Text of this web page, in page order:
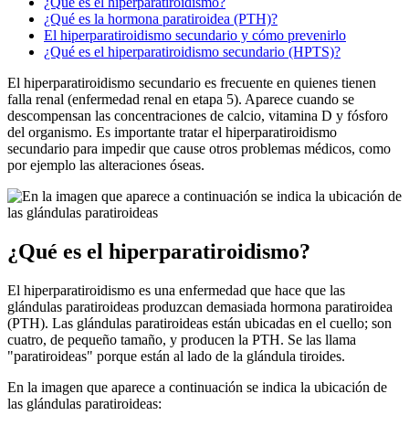
¿Qué es la hormona paratiroidea (PTH)?
El hiperparatiroidismo secundario y cómo prevenirlo
¿Qué es el hiperparatiroidismo secundario (HPTS)?
El hiperparatiroidismo secundario es frecuente en quienes tienen
falla renal (enfermedad renal en etapa 5). Aparece cuando se
descompensan las concentraciones de calcio, vitamina D y fósforo
del organismo. Es importante tratar el hiperparatiroidismo
secundario para impedir que cause otros problemas médicos, como
por ejemplo las alteraciones óseas.
¿Qué es el hiperparatiroidismo?
El hiperparatiroidismo es una enfermedad que hace que las
glándulas paratiroideas produzcan demasiada hormona paratiroidea
(PTH). Las glándulas paratiroideas están ubicadas en el cuello; son
cuatro, de pequeño tamaño, y producen la PTH. Se las llama
"paratiroideas" porque están al lado de la glándula tiroides.
En la imagen que aparece a continuación se indica la ubicación de
las glándulas paratiroideas: